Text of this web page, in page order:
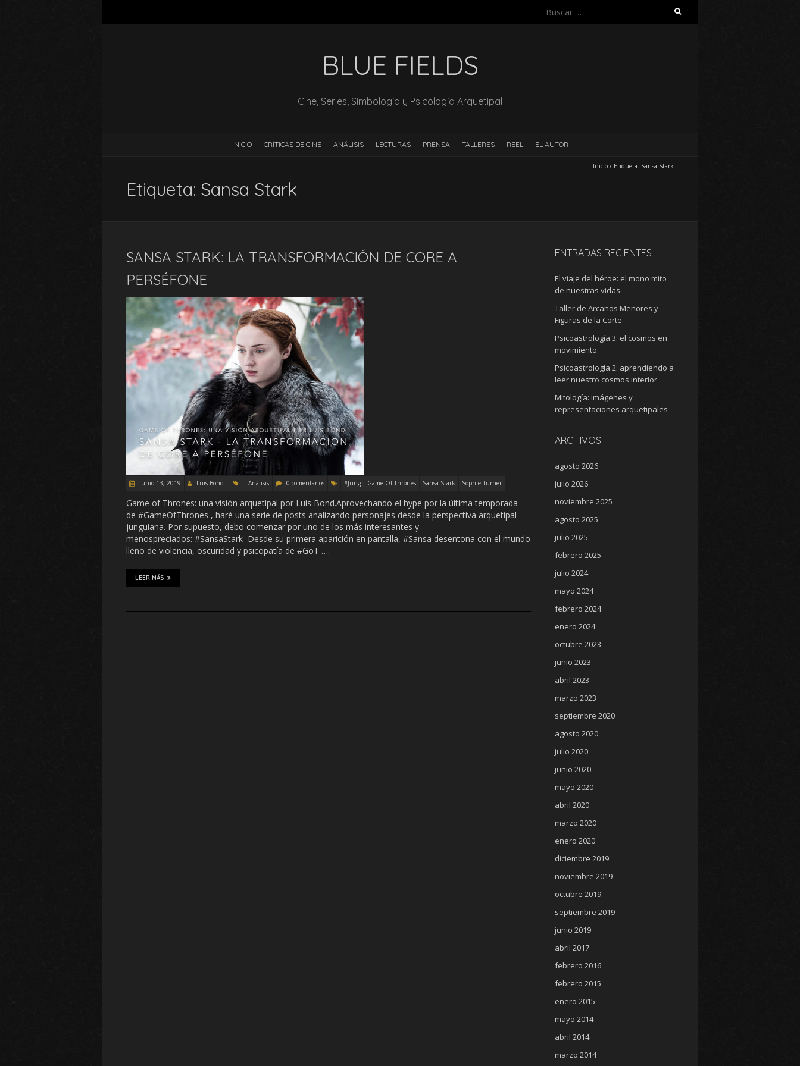
Buscar:
BLUE FIELDS
Cine, Series, Simbología y Psicología Arquetipal
INICIO CRÍTICAS DE CINE ANÁLISIS LECTURAS PRENSA TALLERES REEL EL AUTOR
Inicio / Etiqueta: Sansa Stark
Etiqueta: Sansa Stark
SANSA STARK: LA TRANSFORMACIÓN DE CORE A
PERSÉFONE
junio 13, 2019 Luis Bond Análisis 0 comentarios #Jung Game Of Thrones Sansa Stark Sophie Turner
Game of Thrones: una visión arquetipal por Luis Bond.Aprovechando el hype por la última temporada
de #GameOfThrones , haré una serie de posts analizando personajes desde la perspectiva arquetipal-
junguiana. Por supuesto, debo comenzar por uno de los más interesantes y
menospreciados: #SansaStark Desde su primera aparición en pantalla, #Sansa desentona con el mundo
lleno de violencia, oscuridad y psicopatía de #GoT ….
LEER MÁS
ENTRADAS RECIENTES
El viaje del héroe: el mono mito
de nuestras vidas
Taller de Arcanos Menores y
Figuras de la Corte
Psicoastrología 3: el cosmos en
movimiento
Psicoastrología 2: aprendiendo a
leer nuestro cosmos interior
Mitología: imágenes y
representaciones arquetipales
ARCHIVOS
agosto 2026
julio 2026
noviembre 2025
agosto 2025
julio 2025
febrero 2025
julio 2024
mayo 2024
febrero 2024
enero 2024
octubre 2023
junio 2023
abril 2023
marzo 2023
septiembre 2020
agosto 2020
julio 2020
junio 2020
mayo 2020
abril 2020
marzo 2020
enero 2020
diciembre 2019
noviembre 2019
octubre 2019
septiembre 2019
junio 2019
abril 2017
febrero 2016
febrero 2015
enero 2015
mayo 2014
abril 2014
marzo 2014